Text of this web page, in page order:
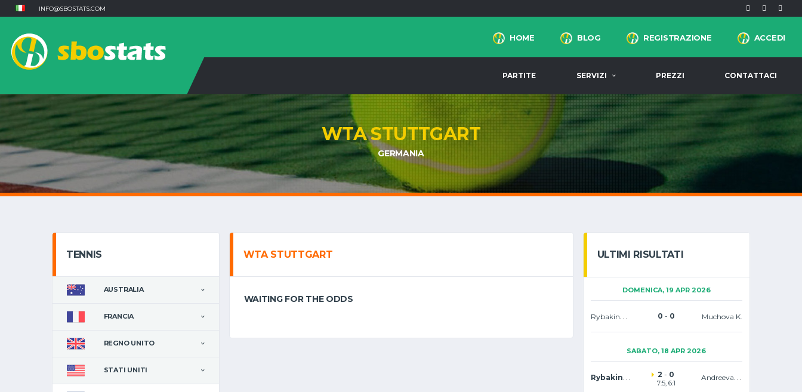
INFO@SBOSTATS.COM
HOME BLOG REGISTRAZIONE ACCEDI
PARTITE SERVIZI PREZZI CONTATTACI
WTA STUTTGART
GERMANIA
TENNIS
AUSTRALIA
FRANCIA
REGNO UNITO
STATI UNITI
WTA STUTTGART
WAITING FOR THE ODDS
ULTIMI RISULTATI
DOMENICA, 19 APR 2026
Rybakina E. 0 - 0 Muchova K.
SABATO, 18 APR 2026
Rybakina E. 2 - 0
7:5, 6:1
Andreeva M.